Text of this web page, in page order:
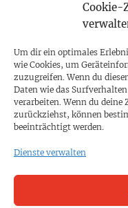
Cookie-
Um dir ein optimales
wie Cookies, um
zuzugreifen. Wenn du
Daten wie das
verarbeiten. Wenn du
zurückziehst, können
beeinträchtigt werden.
Dienste verwalten
PROKOMPAKT
SPENDEN
Datenschutz
KONTAKT
Cookie-Richtlinie